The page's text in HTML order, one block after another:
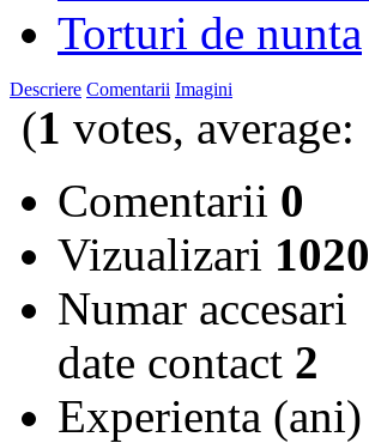
Torturi de nunta
Descriere Comentarii Imagini
(1 votes, average:
Comentarii 0
Vizualizari 1020
Numar accesari
date contact 2
Experienta (ani)